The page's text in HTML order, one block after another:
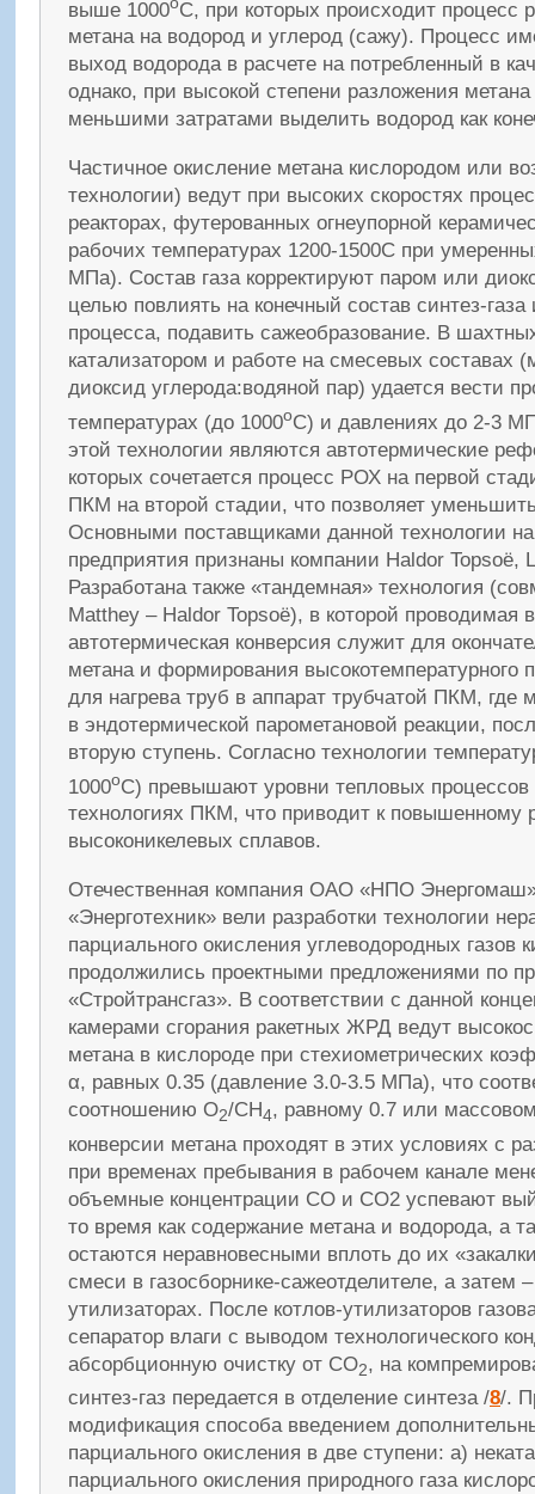
выше 1000 С, при которых происходит процесс
метана на водород и углерод (сажу). Процесс
выход водорода в расчете на потребленный в
однако, при высокой степени разложения метана
меньшими затратами выделить водород как
Частичное окисление метана кислородом или
технологии) ведут при высоких скоростях
реакторах, футерованных огнеупорной
рабочих температурах 1200-1500С при
МПа). Состав газа корректируют паром или
целью повлиять на конечный состав синтез-
процесса, подавить сажеобразование. В
катализатором и работе на смесевых составах
диоксид углерода:водяной пар) удается вести
температурах (до 1000oС) и давлениях до 2-3
этой технологии являются автотермические
которых сочетается процесс РОХ на первой
ПКМ на второй стадии, что позволяет
Основными поставщиками данной технологии
предприятия признаны компании Haldor Topsoё,
Разработана также «тандемная» технология
Matthey – Haldor Topsoё), в которой проводимая
автотермическая конверсия служит для
метана и формирования высокотемпературного
для нагрева труб в аппарат трубчатой ПКМ, где
в эндотермической парометановой реакции,
вторую ступень. Согласно технологии
1000oС) превышают уровни тепловых
технологиях ПКМ, что приводит к повышенному
высоконикелевых сплавов.
Отечественная компания ОАО «НПО
«Энерготехник» вели разработки технологии
парциального окисления углеводородных газов
продолжились проектными предложениями по
«Стройтрансгаз». В соответствии с данной
камерами сгорания ракетных ЖРД ведут
метана в кислороде при стехиометрических
α, равных 0.35 (давление 3.0-3.5 МПа), что
соотношению О2/СН4, равному 0.7 или
конверсии метана проходят в этих условиях с
при временах пребывания в рабочем канале
объемные концентрации СО и СО2 успевают
то время как содержание метана и водорода, а
остаются неравновесными вплоть до их
смеси в газосборнике-сажеотделителе, а затем
утилизаторах. После котлов-утилизаторов
сепаратор влаги с выводом технологического
абсорбционную очистку от СО2, на
синтез-газ передается в отделение синтеза /8/.
модификация способа введением
парциального окисления в две ступени: а)
парциального окисления природного газа